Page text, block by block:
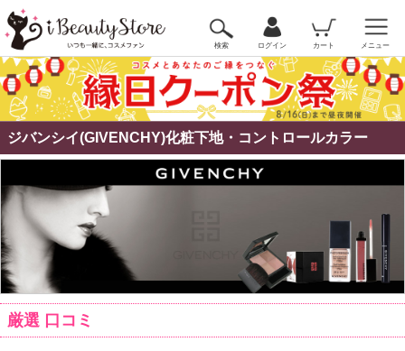
検索 ログイン カート メニュー
ジバンシイ(GIVENCHY)化粧下地・コントロールカラー
厳選 口コミ